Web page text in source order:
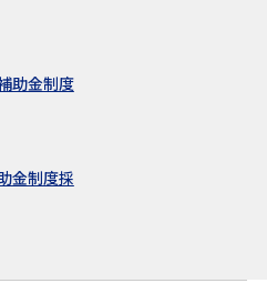
助金制度
金制度採